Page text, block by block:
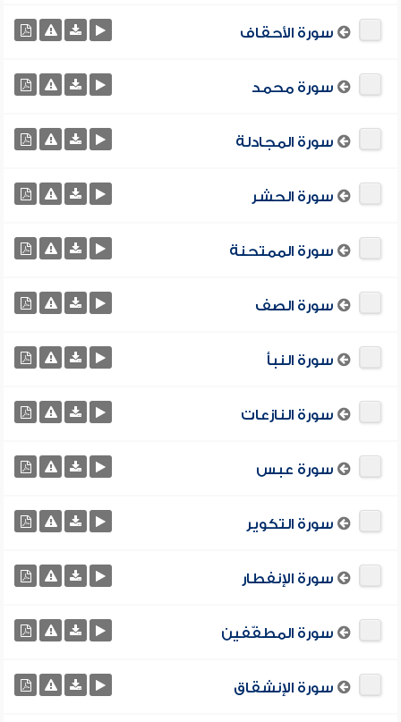
سورة الأحقاف
سورة محمد
سورة المجادلة
سورة الحشر
سورة الممتحنة
سورة الصف
سورة النبأ
سورة النازعات
سورة عبس
سورة التكوير
سورة الإنفطار
سورة المطفّفين
سورة الإنشقاق